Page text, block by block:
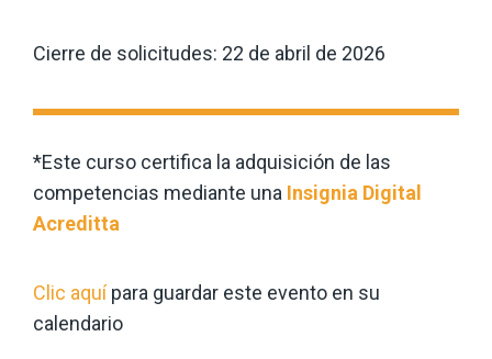
Cierre de solicitudes: 22 de abril de 2026
*Este curso certifica la adquisición de las
competencias mediante una Insignia Digital
Acreditta
Clic aquípara guardar este evento en su
calendario